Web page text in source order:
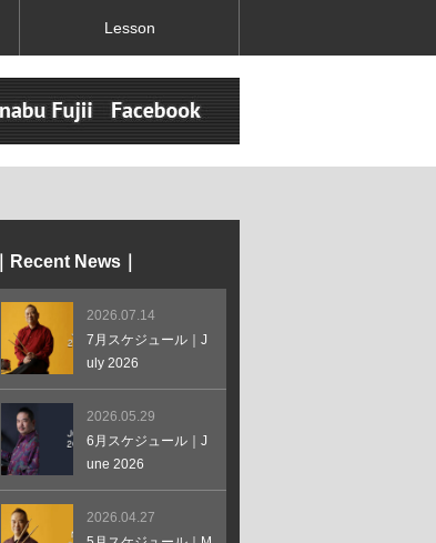
Lesson
｜Recent News｜
2026.07.14
7月スケジュール｜J
uly 2026
2026.05.29
6月スケジュール｜J
une 2026
2026.04.27